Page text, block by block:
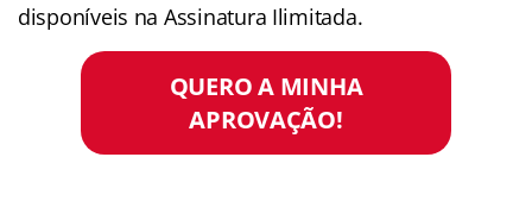
disponíveis na Assinatura Ilimitada.
QUERO A MINHA
APROVAÇÃO!